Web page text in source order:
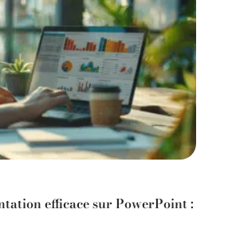
efficace sur PowerPoint :